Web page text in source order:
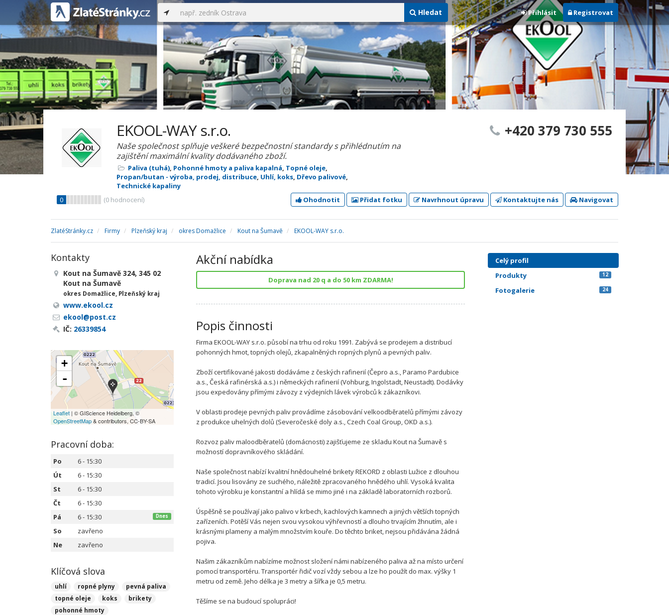
Hledat Přihlásit Registrovat
EKOOL-WAY s.r.o.
Naše společnost splňuje veškeré bezpečnostní standardy s přihlédnutím na
zajištění maximální kvality dodávaného zboží.
Paliva (tuhá), Pohonné hmoty a paliva kapalná, Topné oleje,
Propan/butan - výroba, prodej, distribuce, Uhlí, koks, Dřevo palivové,
Technické kapaliny
0
(0 hodnocení)
+420 379 730 555
Ohodnotit Přidat fotku Navrhnout úpravu Kontaktujte nás Navigovat
ZlatéStránky.cz Firmy Plzeňský kraj okres Domažlice Kout na Šumavě EKOOL-WAY s.r.o.
Akční nabídka
Doprava nad 20 q a do 50 km ZDARMA!
Popis činnosti
Firma EKOOL-WAY s.r.o. působí na trhu od roku 1991. Zabývá se prodejem a distribucí
pohonných hmot, topných olejů, zkapalněných ropných plynů a pevných paliv.
Zboží certifikované jakosti dodáváme z českých rafinerií (Čepro a.s., Paramo Pardubice
a.s., Česká rafinérská a.s.) i německých rafinerií (Vohburg, Ingolstadt, Neustadt). Dodávky
jsou expedovány přímými závozy z výdejních lávek výrobců k zákazníkovi.
V oblasti prodeje pevných paliv provádíme zásobování velkoodběratelů přímými závozy
z produkce uhelných dolů (Severočeské doly a.s., Czech Coal Group, OKD a.s.).
Rozvoz paliv maloodběratelů (domácnosti) zajišťujeme ze skladu Kout na Šumavě s
možností dopravníkového skládání.
Naše společnost nabízí kvalitní hnědouhelné brikety REKORD z oblasti Lužice z dlouhou
tradicí. Jsou lisovány ze suchého, náležitě zpracovaného hnědého uhlí. Vysoká kvalita
tohoto výrobku je konstantní a hlídá se mimo jiné i na základě laboratorních rozborů.
Úspěšně se používají jako palivo v krbech, kachlových kamnech a jiných větších topných
zařízeních. Potěší Vás nejen svou vysokou výhřevností a dlouho trvajícím žhnutím, ale i
krásnými plameny a malým množstvím kouře. Do těchto briket, nejsou přidávána žádná
pojiva.
Našim zákazníkům nabízíme možnost složení námi nabízeného paliva až na místo určení
pomocí transportéru. Transportér řidič vozí vždy sebou a lze ho použít do max. výšky 1
metru od země. Jeho délka je 3 metry a šířka je 0,5 metru.
Těšíme se na budoucí spolupráci!
Kontakty
Kout na Šumavě 324, 345 02
Kout na Šumavě
okres Domažlice, Plzeňský kraj
www.ekool.cz
ekool@post.cz
IČ: 26339854
+
-
Leaflet | © GIScience Heidelberg, ©
OpenStreetMap& contributors, CC-BY-SA
Pracovní doba:
Po
6 - 15:30
Út
6 - 15:30
St
6 - 15:30
Čt
6 - 15:30
Pá
6 - 15:30 Dnes
So
zavřeno
Ne
zavřeno
Klíčová slova
uhlí ropné plyny
pevná paliva
topné oleje
koks
brikety
pohonné hmoty
Celý profil
Produkty
12
Fotogalerie 24